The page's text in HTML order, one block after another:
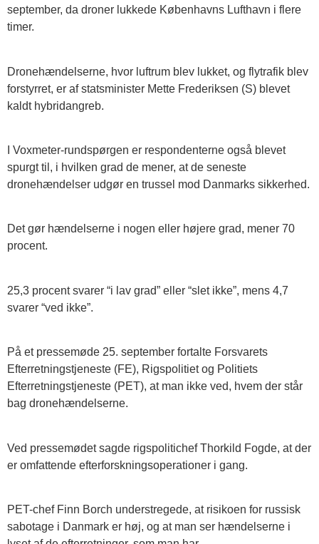
september, da droner lukkede Københavns Lufthavn i flere
timer.
Dronehændelserne, hvor luftrum blev lukket, og flytrafik blev
forstyrret, er af statsminister Mette Frederiksen (S) blevet
kaldt hybridangreb.
I Voxmeter-rundspørgen er respondenterne også blevet
spurgt til, i hvilken grad de mener, at de seneste
dronehændelser udgør en trussel mod Danmarks sikkerhed.
Det gør hændelserne i nogen eller højere grad, mener 70
procent.
25,3 procent svarer “i lav grad” eller “slet ikke”, mens 4,7
svarer “ved ikke”.
På et pressemøde 25. september fortalte Forsvarets
Efterretningstjeneste (FE), Rigspolitiet og Politiets
Efterretningstjeneste (PET), at man ikke ved, hvem der står
bag dronehændelserne.
Ved pressemødet sagde rigspolitichef Thorkild Fogde, at der
er omfattende efterforskningsoperationer i gang.
PET-chef Finn Borch understregede, at risikoen for russisk
sabotage i Danmark er høj, og at man ser hændelserne i